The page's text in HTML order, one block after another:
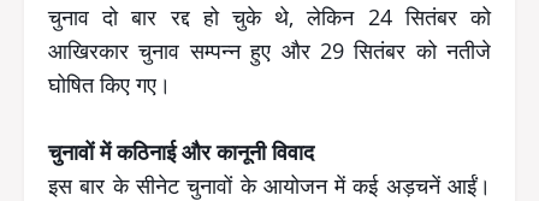
चुनाव दो बार रद्द हो चुके थे, लेकिन 24 सितंबर को
आखिरकार चुनाव सम्पन्न हुए और 29 सितंबर को नतीजे
घोषित किए गए।
चुनावों में कठिनाई और कानूनी विवाद
इस बार के सीनेट चुनावों के आयोजन में कई अड़चनें आईं।